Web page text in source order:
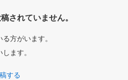
されていません。
方がいます。
ます。
する